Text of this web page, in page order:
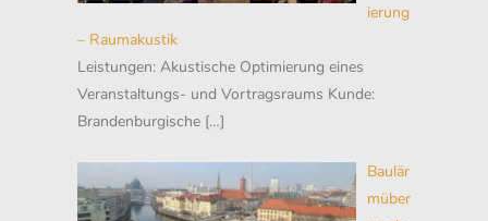
ierung
– Raumakustik
Leistungen: Akustische Optimierung eines
Veranstaltungs- und Vortragsraums Kunde:
Brandenburgische […]
Baulär
müber